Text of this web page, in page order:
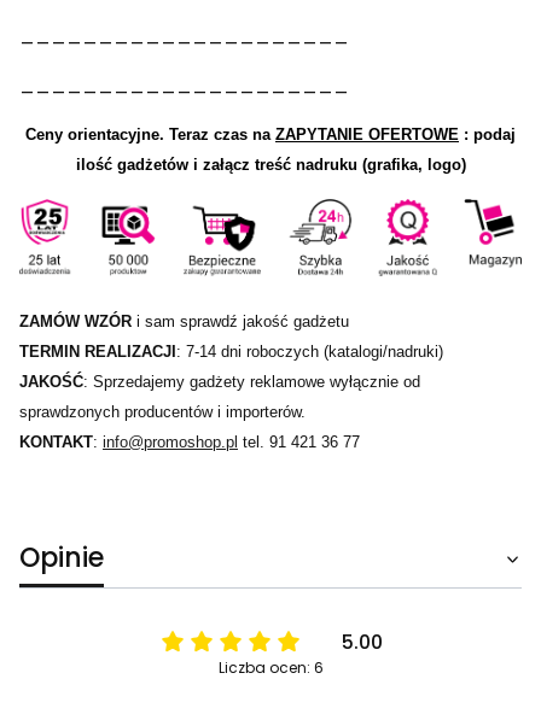
Ceny orientacyjne. Teraz czas na ZAPYTANIE OFERTOWE : podaj
ilość gadżetów i załącz treść nadruku (grafika, logo)
ZAMÓW WZÓR i sam sprawdź jakość gadżetu
TERMIN REALIZACJI : 7-14 dni roboczych (katalogi/nadruki)
JAKOŚĆ: Sprzedajemy gadżety reklamowe wyłącznie od
sprawdzonych producentów i importerów.
KONTAKT: info@promoshop.pl tel. 91 421 36 77
Opinie
5.00
Liczba ocen: 6